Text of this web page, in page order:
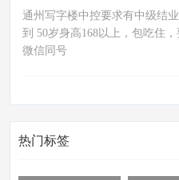
通州写字楼中控要求有中级结
到 50岁身高168以上，包吃住
微信同号
热门标签